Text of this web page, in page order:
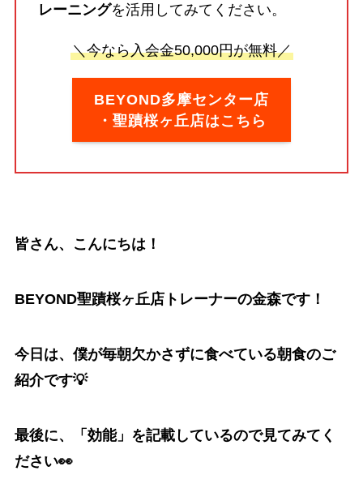
レーニングを活用してみてください。
＼今なら入会金50,000円が無料／
BEYOND多摩センター店
・聖蹟桜ヶ丘店はこちら
皆さん、こんにちは！
BEYOND聖蹟桜ヶ丘店トレーナーの金森です！
今日は、僕が毎朝欠かさずに食べている朝食のご
紹介です💡
最後に、「効能」を記載しているので見てみてく
ださい👀